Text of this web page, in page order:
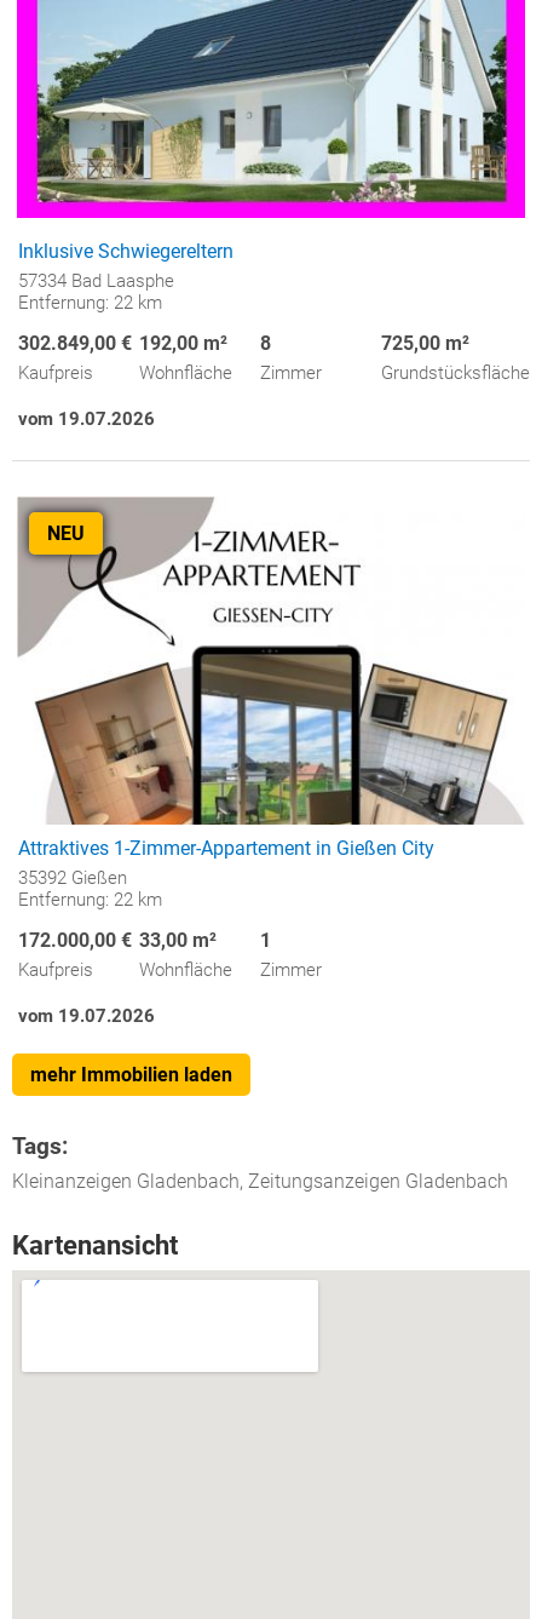
Inklusive Schwiegereltern
57334 Bad Laasphe
Entfernung: 22 km
302.849,00 €
Kaufpreis
192,00 m²
Wohnfläche
8
Zimmer
725,00 m²
Grundstücksfläche
vom 19.07.2026
NEU
Attraktives 1-Zimmer-Appartement in Gießen City
35392 Gießen
Entfernung: 22 km
172.000,00 €
Kaufpreis
33,00 m²
Wohnfläche
1
Zimmer
vom 19.07.2026
mehr Immobilien laden
Tags:
Kleinanzeigen Gladenbach, Zeitungsanzeigen Gladenbach
Kartenansicht